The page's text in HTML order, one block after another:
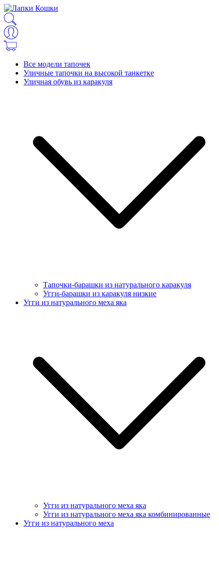
Все модели тапочек
Уличные тапочки на высокой танкетке
Уличная обувь из каракуля
Тапочки-барашки из натурального каракуля
Угги-барашки из каракуля низкие
Угги из натурального меха яка
Угги из натурального меха яка
Угги из натурального меха яка комбинированные
Угги из натурального меха